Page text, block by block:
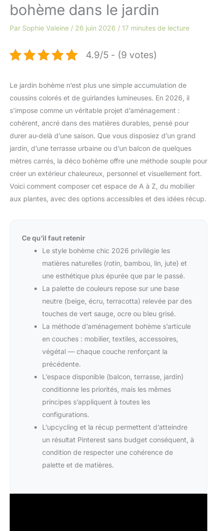
bohème dans le jardin
Par Sophie Valeine / 26 juin 2026 / 17 minutes de lecture
4.9/5 - (9 votes)
Le jardin bohème n’est plus une simple accumulation de
coussins colorés et de guirlandes lumineuses. En 2026, il
s’impose comme un véritable projet d’aménagement :
cohérent, ancré dans des matières durables, pensé pour
durer au-delà d’une saison. Que vous disposiez d’un grand
jardin, d’une terrasse urbaine ou d’un balcon de quelques
mètres carrés, la déco bohème offre une méthode souple pour
créer un extérieur chaleureux, personnel et visuellement fort.
Voici comment composer cet espace de A à Z, du mobilier
aux plantes, avec des options accessibles et des idées récup.
Ce qu’il faut retenir
Le style bohème chic 2026 privilégie les
matières naturelles (rotin, bambou, lin, jute) et
une esthétique plus épurée que par le passé.
La palette de couleurs repose sur une base
neutre (beige, écru, terracotta) relevée par des
touches de vert sauge, ocre ou bleu grisé.
La méthode d’aménagement bohème s’articule
en couches : mobilier, textiles, accessoires,
végétal — chaque couche renforçant la
précédente.
L’espace disponible (balcon, terrasse, jardin)
conditionne les priorités, mais les mêmes
principes s’appliquent à toutes les
configurations.
L’upcycling et la récup permettent d’atteindre
un résultat Pinterest sans budget conséquent, à
condition de respecter une cohérence de
palette et de matières.